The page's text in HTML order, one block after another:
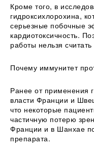
Кроме того, в
гидроксихлорохина,
серьезные побочные
кардиотоксичность.
работы нельзя
Почему иммунитет
Ранее от применения
власти Франции и
что некоторые
частичную потерю
Франции и в Шанхае
препарата.